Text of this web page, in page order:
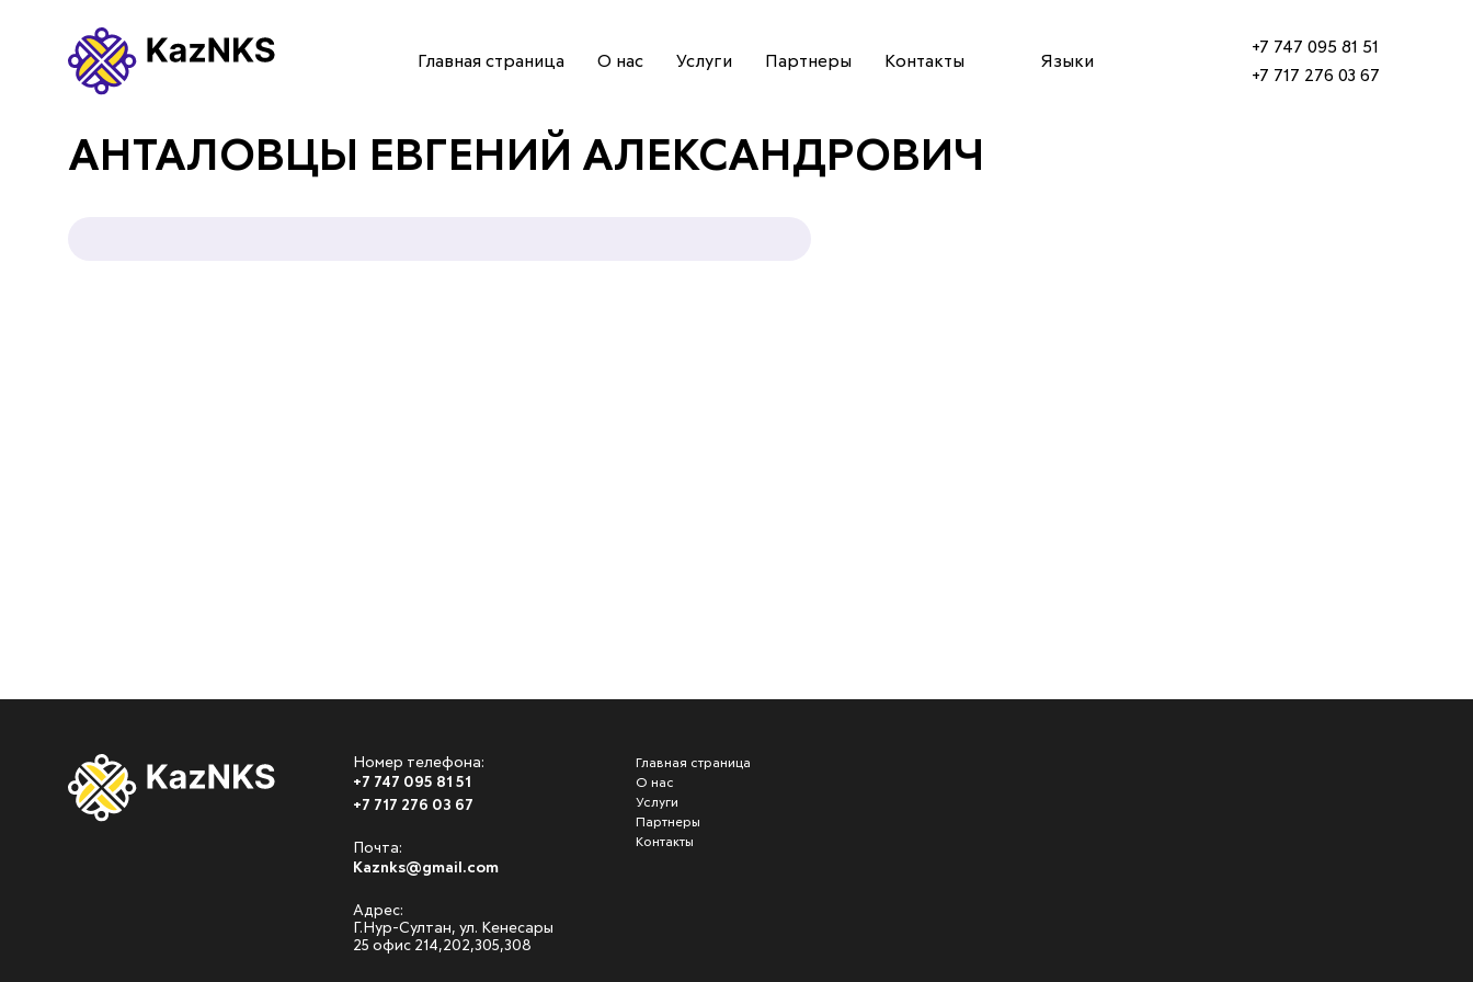
ГЛАВНАЯ СТРАНИЦА
Главная страница О нас Услуги Партнеры Контакты Языки
+7 747 095 81 51
+7 717 276 03 67
АНТАЛОВЦЫ ЕВГЕНИЙ АЛЕКСАНДРОВИЧ
Номер телефона:
+7 747 095 81 51
+7 717 276 03 67
Почта:
Kaznks@gmail.com
Адрес:
Г.Нур-Султан, ул. Кенесары
25 офис 214,202,305,308
Главная страница
О нас
Услуги
Партнеры
Контакты